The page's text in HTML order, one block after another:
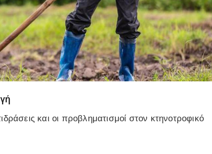
και οι προβληματισμοί στον κτηνοτροφικό